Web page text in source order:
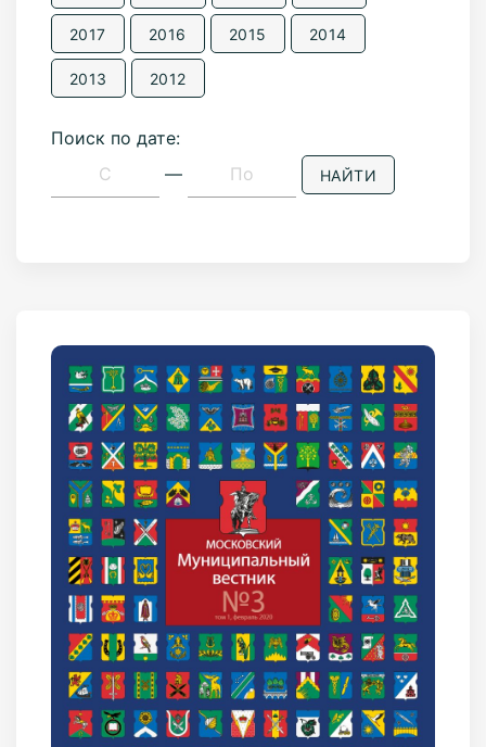
2017 2016 2015 2014
2013 2012
Поиск по дате:
—
НАЙТИ